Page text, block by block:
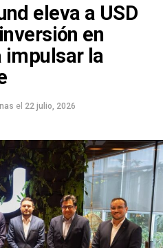
eleva a USD
en
impulsar la
el 22 julio, 2026